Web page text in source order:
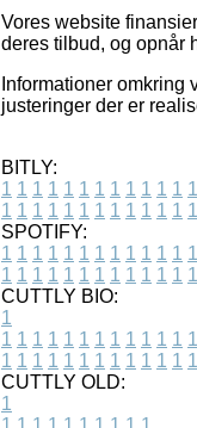
Vores website
deres tilbud, og opnår
Informationer
justeringer der er
BITLY:
1 1 1 1 1 1 1 1 1 1 1 1 1
1 1 1 1 1 1 1 1 1 1 1 1 1
SPOTIFY:
1 1 1 1 1 1 1 1 1 1 1 1 1
1 1 1 1 1 1 1 1 1 1 1 1 1
CUTTLY BIO:
1
1 1 1 1 1 1 1 1 1 1 1 1 1
1 1 1 1 1 1 1 1 1 1 1 1 1
CUTTLY OLD:
1